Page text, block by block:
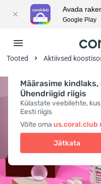
Määrasime
Ühendriigid riigis
Külastate veebilehte,
Eesti riigis
Võite oma us.coral.club
Jätkata
Tooted Aktiivsed
Avada
Google Play